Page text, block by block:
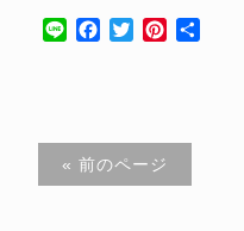
Line Facebook
TwitterPinterest
« 前のページ